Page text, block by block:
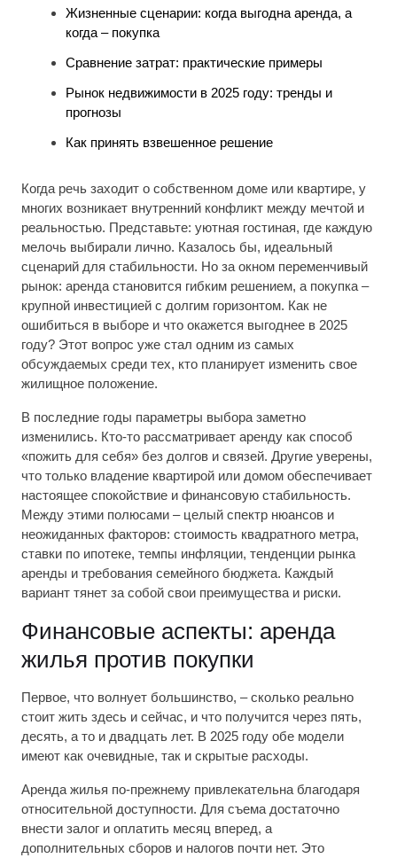
Жизненные сценарии: когда выгодна аренда, а
когда – покупка
Сравнение затрат: практические примеры
Рынок недвижимости в 2025 году: тренды и
прогнозы
Как принять взвешенное решение
Когда речь заходит о собственном доме или квартире, у
многих возникает внутренний конфликт между мечтой и
реальностью. Представьте: уютная гостиная, где каждую
мелочь выбирали лично. Казалось бы, идеальный
сценарий для стабильности. Но за окном переменчивый
рынок: аренда становится гибким решением, а покупка –
крупной инвестицией с долгим горизонтом. Как не
ошибиться в выборе и что окажется выгоднее в 2025
году? Этот вопрос уже стал одним из самых
обсуждаемых среди тех, кто планирует изменить свое
жилищное положение.
В последние годы параметры выбора заметно
изменились. Кто-то рассматривает аренду как способ
«пожить для себя» без долгов и связей. Другие уверены,
что только владение квартирой или домом обеспечивает
настоящее спокойствие и финансовую стабильность.
Между этими полюсами – целый спектр нюансов и
неожиданных факторов: стоимость квадратного метра,
ставки по ипотеке, темпы инфляции, тенденции рынка
аренды и требования семейного бюджета. Каждый
вариант тянет за собой свои преимущества и риски.
Финансовые аспекты: аренда
жилья против покупки
Первое, что волнует большинство, – сколько реально
стоит жить здесь и сейчас, и что получится через пять,
десять, а то и двадцать лет. В 2025 году обе модели
имеют как очевидные, так и скрытые расходы.
Аренда жилья по-прежнему привлекательна благодаря
относительной доступности. Для съема достаточно
внести залог и оплатить месяц вперед, а
дополнительных сборов и налогов почти нет. Это